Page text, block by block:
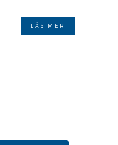
LÄS MER